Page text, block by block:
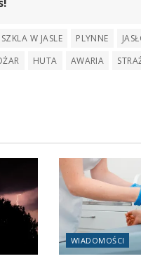
W JASLE PLYNNE
HUTA AWARIA
WIADOMOŚCI